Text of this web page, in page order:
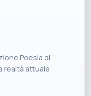
Poesia di
realtà attuale